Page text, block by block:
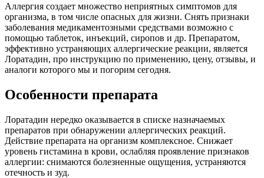
Аллергия создает множество неприятных симптомов для
организма, в том числе опасных для жизни. Снять признаки
заболевания медикаментозными средствами возможно с
помощью таблеток, инъекций, сиропов и др. Препаратом,
эффективно устраняющих аллергические реакции, является
Лоратадин, про инструкцию по применению, цену, отзывы, и
аналоги которого мы и погорим сегодня.
Особенности препарата
Лоратадин нередко оказывается в списке назначаемых
препаратов при обнаружении аллергических реакций.
Действие препарата на организм комплексное. Снижает
уровень гистамина в крови, ослабляя проявление признаков
аллергии: снимаются болезненные ощущения, устраняются
отечность и зуд.